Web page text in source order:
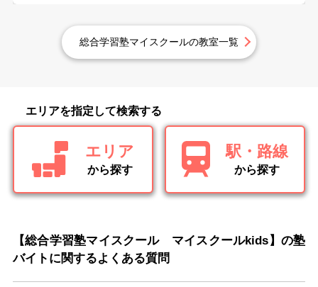
総合学習塾マイスクールの教室一覧
エリアを指定して検索する
エリア
から探す
駅・路線
から探す
【総合学習塾マイスクール マイスクールkids】の塾
バイトに関するよくある質問